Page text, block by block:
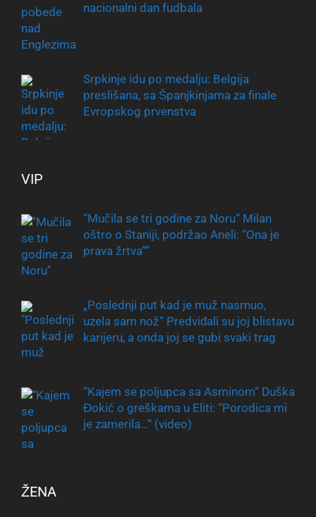
nacionalni dan fudbala
Srpkinje idu po medalju: Belgija
preslišana, sa Španjkinjama za finale
Evropskog prvenstva
VIP
“Mučila se tri godine za Noru“ Milan
oštro o Staniji, podržao Aneli: “Ona je
prava žrtva““
„Poslednji put kad je muž nasrnuo,
uzela sam nož“ Predviđali su joj blistavu
karijeru, a onda joj se gubi svaki trag
“Kajem se poljupca sa Asminom“ Duška
Đokić o greškama u Eliti: “Porodica mi
je zamerila…“ (video)
ŽENA